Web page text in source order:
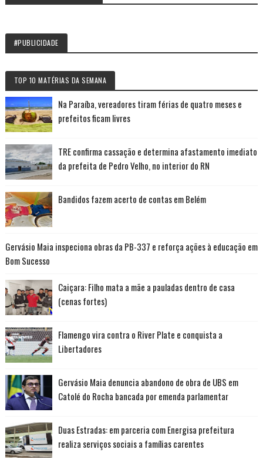
#PUBLICIDADE
TOP 10 MATÉRIAS DA SEMANA
Na Paraíba, vereadores tiram férias de quatro meses e
prefeitos ficam livres
TRE confirma cassação e determina afastamento imediato
da prefeita de Pedro Velho, no interior do RN
Bandidos fazem acerto de contas em Belém
Gervásio Maia inspeciona obras da PB-337 e reforça ações à educação em
Bom Sucesso
Caiçara: Filho mata a mãe a pauladas dentro de casa
(cenas fortes)
Flamengo vira contra o River Plate e conquista a
Libertadores
Gervásio Maia denuncia abandono de obra de UBS em
Catolé do Rocha bancada por emenda parlamentar
Duas Estradas: em parceria com Energisa prefeitura
realiza serviços sociais a famílias carentes